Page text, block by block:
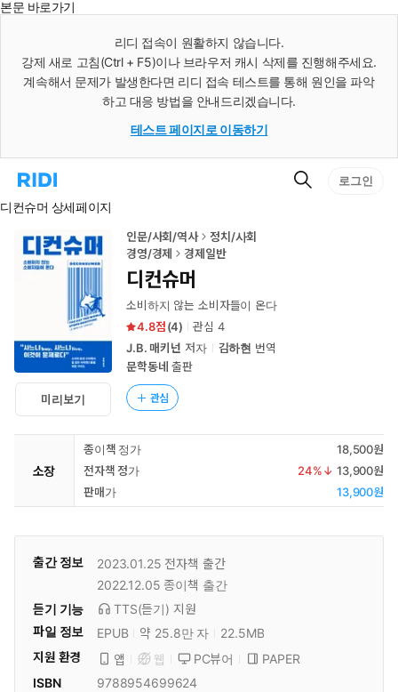
본문 바로가기
리디 접속이 원활하지 않습니다.
강제 새로 고침(Ctrl + F5)이나 브라우저 캐시 삭제를 진행해주세요.
계속해서 문제가 발생한다면 리디 접속 테스트를 통해 원인을 파악
하고 대응 방법을 안내드리겠습니다.
테스트 페이지로 이동하기
리
홈
로
이
동
검
로그인
디컨슈머 상세페이지
미리보기
인문/사회/역사
정치/사회
경영/경제
경제일반
디컨슈머
소비하지 않는 소비자들이 온다
4.8
(4) 관심 4
J.B. 매키넌 저자 김하현 번역
문학동네 출판
관심
소장
종이책 정가
18,500원
전자책 정가
24%↓ 13,900원
판매가
13,900원
출간 정보 2023.01.25 전자책 출간
2022.12.05 종이책 출간
듣기 기능
TTS(듣기) 지원
파일 정보
EPUB 약 25.8만 자
22.5MB
지원 환경
앱 웹 PC뷰어
PAPER
ISBN
9788954699624